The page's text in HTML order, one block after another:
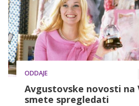
ODDAJE
Avgustovske novosti na
smete spregledati